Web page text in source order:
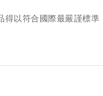
得以符合國際最嚴謹標準